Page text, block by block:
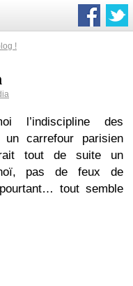
!
l’indiscipline des
un carrefour parisien
tout de suite un
pas de feux de
tout semble